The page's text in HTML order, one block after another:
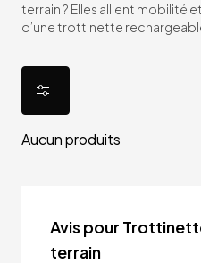
terrain ? Elles allient mobilité
d’une trottinette
Aucun produits
Avis pour
terrain